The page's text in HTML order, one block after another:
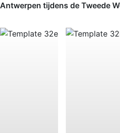
Antwerpen tijdens de Tweede